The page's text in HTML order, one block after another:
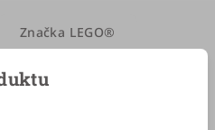
Značka LEGO®